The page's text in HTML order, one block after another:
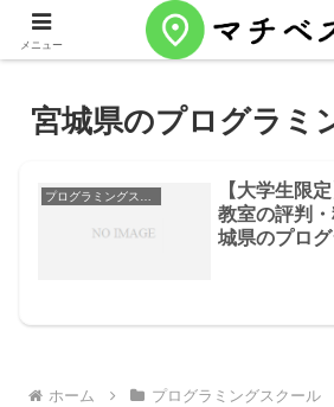
宮城県のプログラミ
【大学生限
教室の評判
城県のプロ
ホーム プログラミングスクール
メニュー